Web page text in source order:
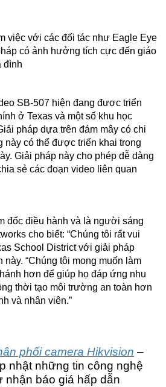
việc với các đối tác như Eagle Eye
có ảnh hưởng tích cực đến giáo
đình
SB-507 hiện đang được triển
ở Texas và một số khu học
pháp dựa trên đám mây có chi
này có thể được triển khai trong
Giải pháp này cho phép dễ dàng
sẻ các đoạn video liên quan
đốc điều hành và là người sáng
cho biết: “Chúng tôi rất vui
School District với giải pháp
này. “Chúng tôi mong muốn làm
hơn để giúp họ đáp ứng nhu
thời tạo môi trường an toàn hơn
và nhân viên.”
phối camera Hikvision –
nhật những tin công nghệ
nhận báo giá hấp dẫn